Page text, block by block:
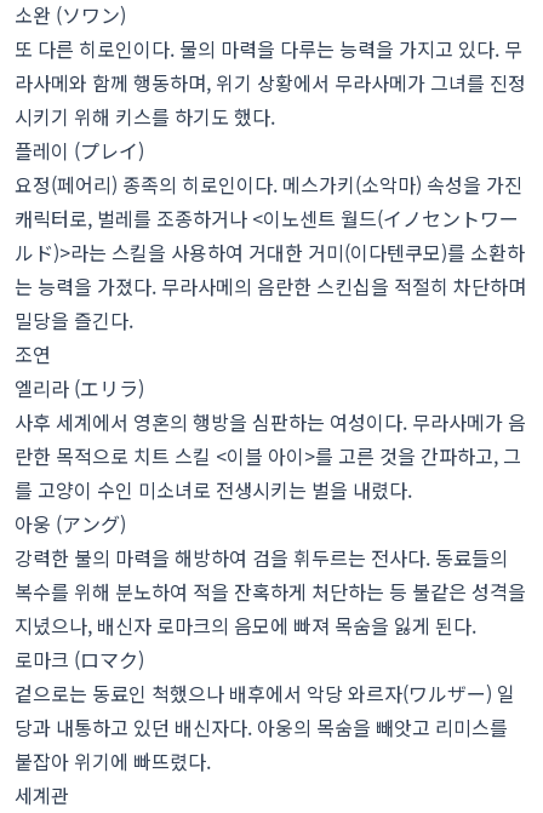
소완 (ソワン)
또 다른 히로인이다. 물의 마력을 다루는 능력을 가지고 있다. 무
라사메와 함께 행동하며, 위기 상황에서 무라사메가 그녀를 진정
시키기 위해 키스를 하기도 했다.
플레이 (プレイ)
요정(페어리) 종족의 히로인이다. 메스가키(소악마) 속성을 가진
캐릭터로, 벌레를 조종하거나 <이노센트 월드(イノセントワー
ルド)>라는 스킬을 사용하여 거대한 거미(이다텐쿠모)를 소환하
는 능력을 가졌다. 무라사메의 음란한 스킨십을 적절히 차단하며
밀당을 즐긴다.
조연
엘리라 (エリラ)
사후 세계에서 영혼의 행방을 심판하는 여성이다. 무라사메가 음
란한 목적으로 치트 스킬 <이블 아이>를 고른 것을 간파하고, 그
를 고양이 수인 미소녀로 전생시키는 벌을 내렸다.
아웅 (アング)
강력한 불의 마력을 해방하여 검을 휘두르는 전사다. 동료들의
복수를 위해 분노하여 적을 잔혹하게 처단하는 등 불같은 성격을
지녔으나, 배신자 로마크의 음모에 빠져 목숨을 잃게 된다.
로마크 (ロマク)
겉으로는 동료인 척했으나 배후에서 악당 와르자(ワルザー) 일
당과 내통하고 있던 배신자다. 아웅의 목숨을 빼앗고 리미스를
붙잡아 위기에 빠뜨렸다.
세계관